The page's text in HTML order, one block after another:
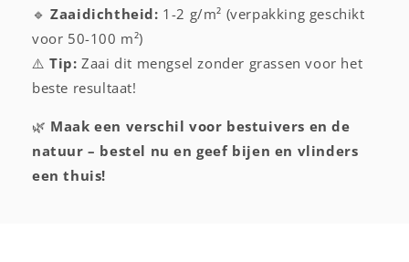
🔹Zaaidichtheid: 1-2 g/m² (verpakking geschikt
voor 50-100 m²)
⚠️Tip: Zaai dit mengsel zonder grassen voor het
beste resultaat!
🌿 Maak een verschil voor bestuivers en de
natuur – bestel nu en geef bijen en vlinders
een thuis!